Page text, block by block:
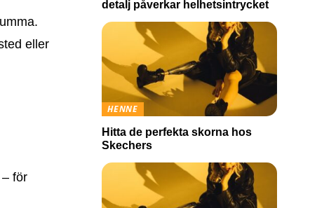
eller
för
detalj påverkar helhetsintrycket
HENNE
Hitta de perfekta skorna hos
Skechers